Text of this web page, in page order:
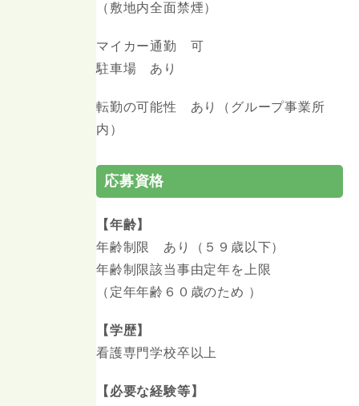
（敷地内全面禁煙）
マイカー通勤 可
駐車場 あり
転勤の可能性 あり（グループ事業所
内）
応募資格
【年齢】
年齢制限 あり（５９歳以下）
年齢制限該当事由定年を上限
（定年年齢６０歳のため ）
【学歴】
看護専門学校卒以上
【必要な経験等】